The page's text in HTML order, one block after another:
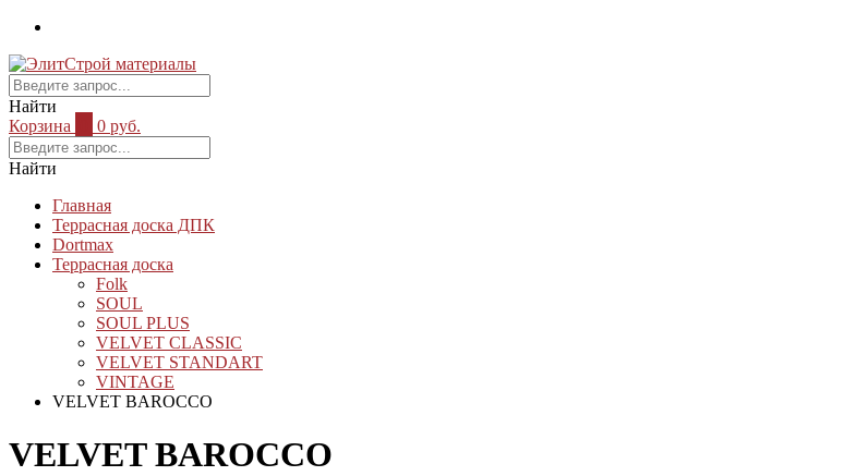
Найти
Корзина
0 руб.
Найти
Главная
Террасная доска ДПК
Dortmax
Террасная доска
Folk
SOUL
SOUL PLUS
VELVET CLASSIC
VELVET STANDART
VINTAGE
VELVET BAROCCO
VELVET BAROCCO